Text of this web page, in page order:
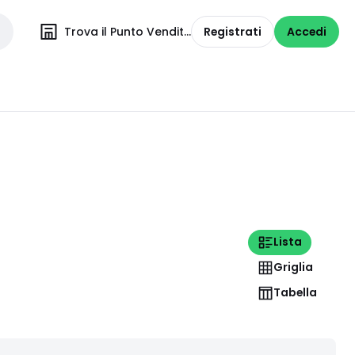
Trova il Punto Vendita Registrati Accedi
Lista
Griglia
Tabella